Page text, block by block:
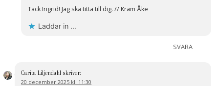
Tack Ingrid! Jag ska titta till dig. // Kram Åke
Laddar in …
SVARA
Carita Liljendahl skriver:
20 december 2025 kl. 11:30